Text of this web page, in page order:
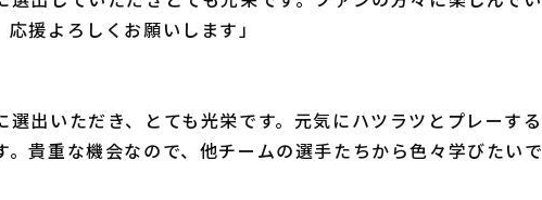
援よろしくお願いします」
選出いただき、とても光栄です。元気にハツラツとプレーする
。貴重な機会なので、他チームの選手たちから色々学びたいで